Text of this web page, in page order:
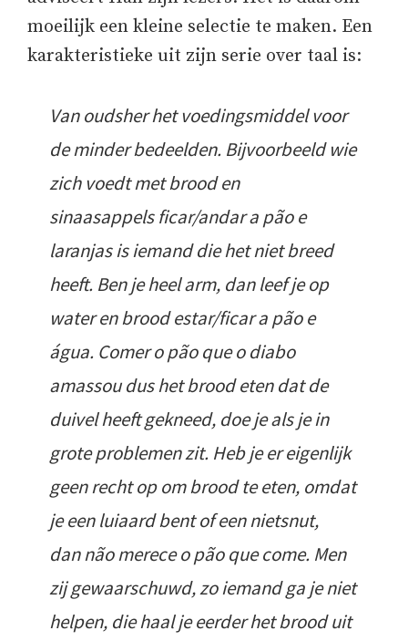
moeilijk een kleine selectie te maken. Een
karakteristieke uit zijn serie over taal is:
Van oudsher het voedingsmiddel voor
de minder bedeelden. Bijvoorbeeld wie
zich voedt met brood en
sinaasappels ficar/andar a pão e
laranjas is iemand die het niet breed
heeft. Ben je heel arm, dan leef je op
water en brood estar/ficar a pão e
água. Comer o pão que o diabo
amassou dus het brood eten dat de
duivel heeft gekneed, doe je als je in
grote problemen zit. Heb je er eigenlijk
geen recht op om brood te eten, omdat
je een luiaard bent of een nietsnut,
dan não merece o pão que come. Men
zij gewaarschuwd, zo iemand ga je niet
helpen, die haal je eerder het brood uit